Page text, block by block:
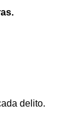
delito.